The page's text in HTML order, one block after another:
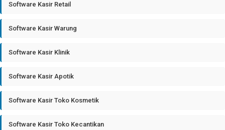
Software Kasir Retail
Software Kasir Warung
Software Kasir Klinik
Software Kasir Apotik
Software Kasir Toko Kosmetik
Software Kasir Toko Kecantikan